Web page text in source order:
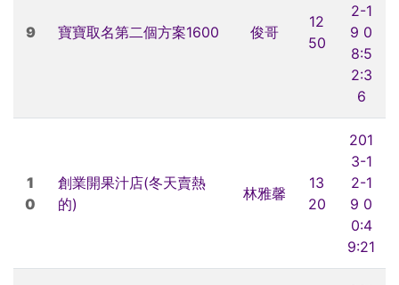
9 寶寶取名第二個方案1600 俊哥
12
50
2-1
9 0
8:5
2:3
6
1
0
創業開果汁店(冬天賣熱
的)
林雅馨
13
20
201
3-1
2-1
9 0
0:4
9:21